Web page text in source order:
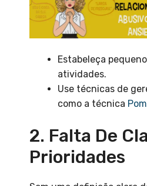
Estabeleça
atividades.
Use técnicas de
como a técnica
2. Falta De
Prioridades